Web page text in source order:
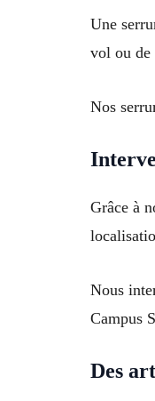
Une
vol ou de
Nos
Grâce à
Nous
Campus
Des